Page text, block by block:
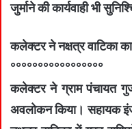
जुर्माने की कार्यवाही भी
कलेक्‍टर ने नक्षत्र वाटिका
°°°°°°°°°°°°°°°°°
कलेक्टर ने ग्राम पंचायत
अवलोकन किया। सहायक